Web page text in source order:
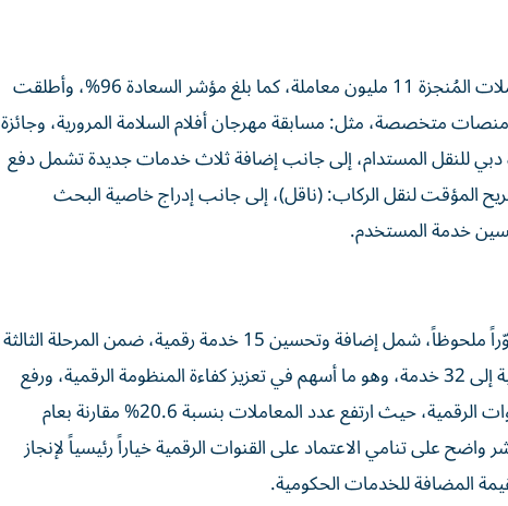
تقدم الهيئة 103 خدمات عبر موقعها الإلكتروني، وبلغ حجم المعاملات المُنجزة 11 مليون معاملة، كما بلغ مؤشر السعادة 96%، وأطلقت
متخصصة، مثل: مسابقة مهرجان أفلام السلامة المرورية، وجائزة
دبي للنقل المستدام، إلى جانب إضافة ثلاث خدمات جديدة تشمل دفع
المؤقت لنقل الركاب: (ناقل)، إلى جانب إدراج خاصية البحث
خدمة المستخدم.
وشهدت خدمات الهيئة الرقمية عبر المتحدث الآلي (محبوب)، تطوّراً ملحوظاً، شمل إضافة وتحسين 15 خدمة رقمية، ضمن المرحلة الثالثة
من تنفيذ خطة خدمات 360، ليصل إجمالي عدد الخدمات التفاعلية إلى 32 خدمة، وهو ما أسهم في تعزيز كفاءة المنظومة الرقمية، ورفع
جودة رحلة المتعاملين، وانعكس إيجاباً على زيادة الإقبال على القنوات الرقمية، حيث ارتفع عدد المعاملات بنسبة 20.6% مقارنة بعام
الإيرادات المحصلة بنسبة 8.1%، في مؤشر واضح على تنامي الاعتماد على القنوات الرقمية خياراً رئيسياً لإنجاز
المضافة للخدمات الحكومية.